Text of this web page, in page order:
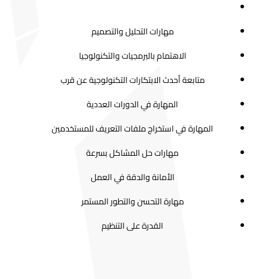
مهارات التحليل والتصميم
الاهتمام بالبرمجيات والتكنولوجيا
متابعة أحدث الابتكارات التكنولوجية عن قرب
المهارة في الدورات العددية
المهارة في استخراج ملفات التعريف للمستخدمين
مهارات حل المشاكل بسرعة
الأمانة والدقة في العمل
مهارة التحسن والتطور المستمر
القدرة على التنظيم